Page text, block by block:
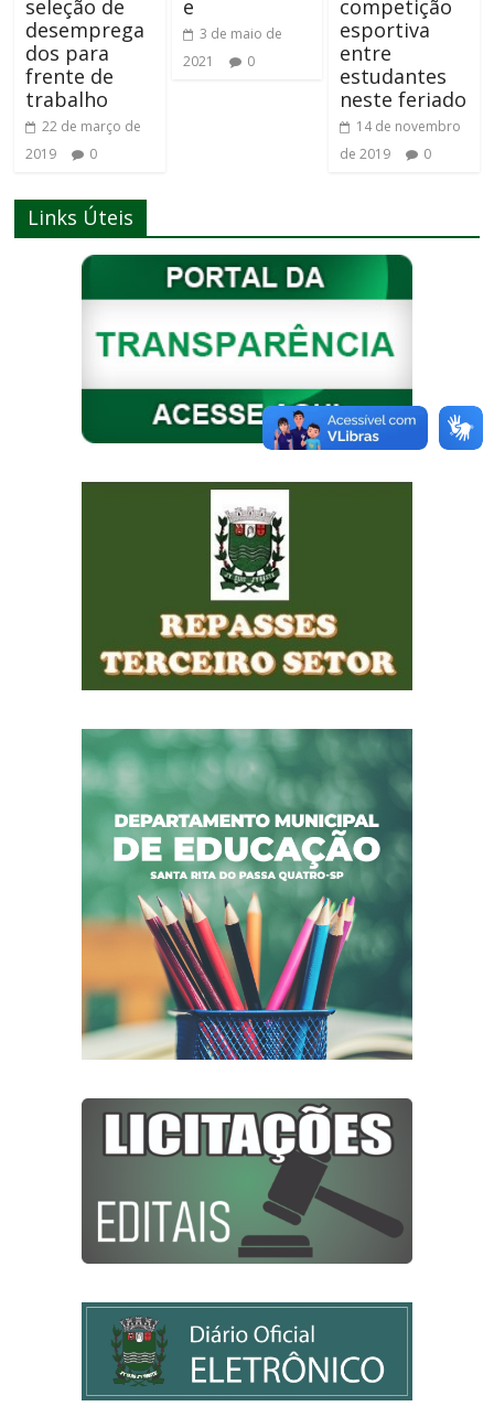
seleção de
desemprega
dos para
frente de
trabalho
22 de março de
2019
0
e
3 de maio de
2021
0
competição
esportiva
entre
estudantes
neste feriado
14 de novembro
de 2019
0
Links Úteis